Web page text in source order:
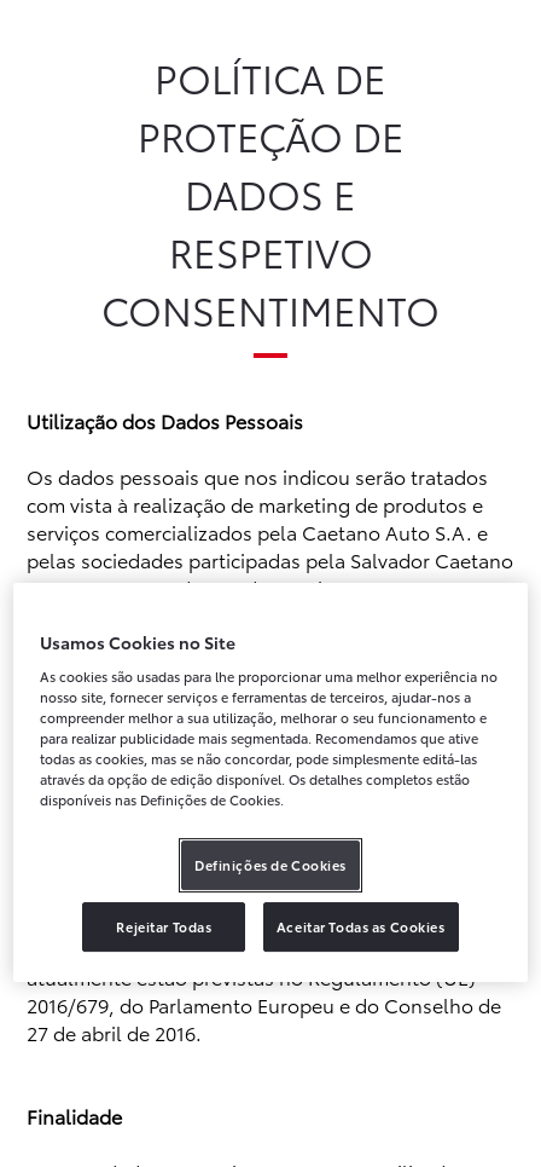
Campanha Caetano GO
POLÍTICA DE
PROTEÇÃO DE
DADOS E
RESPETIVO
CONSENTIMENTO
Utilização dos Dados Pessoais
Os dados pessoais que nos indicou serão tratados
com vista à realização de marketing de produtos e
serviços comercializados pela Caetano Auto S.A. e
pelas sociedades participadas pela Salvador Caetano
Auto,SGPS, S.A. dentro das quais consta a Toyota
sociedades aceda awww.caetanoauto.pt
Responsável pelo tratamento de dados pessoais:
A sociedade CAETANO AUTO, S.A. (doravante
designada CAETANO AUTO) é a responsável pelo
tratamento dos seus dados pessoais, por meios
automatizados ou não, desde a sua recolha,
organização, conservação até à eliminação. A
CAETANO AUTO conhece e cumpre com as regras
previstas para o tratamento de dados pessoais, que
atualmente estão previstas no Regulamento (UE)
2016/679, do Parlamento Europeu e do Conselho de
27 de abril de 2016.
Finalidade
Usamos Cookies no Site
As cookies são usadas para lhe proporcionar uma melhor experiência no
nosso site, fornecer serviços e ferramentas de terceiros, ajudar-nos a
compreender melhor a sua utilização, melhorar o seu funcionamento e
para realizar publicidade mais segmentada. Recomendamos que ative
todas as cookies, mas se não concordar, pode simplesmente editá-las
através da opção de edição disponível. Os detalhes completos estão
disponíveis nas Definições de Cookies.
Definições de Cookies
Rejeitar Todas Aceitar Todas as Cookies